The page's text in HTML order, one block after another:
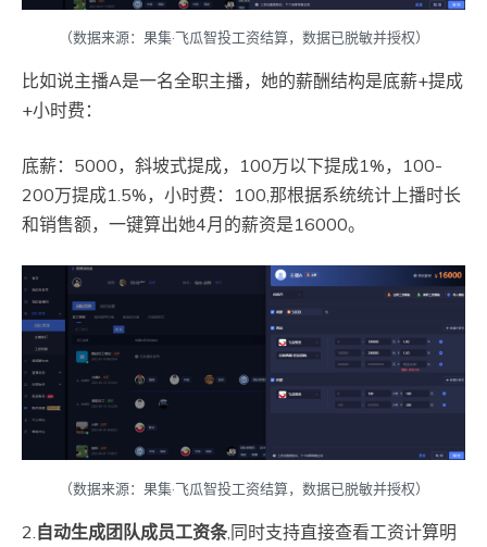
（数据来源：果集·飞瓜智投工资结算，数据已脱敏并授权）
比如说主播A是一名全职主播，她的薪酬结构是底薪+提成
+小时费：
底薪：5000，斜坡式提成，100万以下提成1%，100-
200万提成1.5%，小时费：100,那根据系统统计上播时长
和销售额，一键算出她4月的薪资是16000。
（数据来源：果集·飞瓜智投工资结算，数据已脱敏并授权）
2. 自动生成团队成员工资条 ,同时支持直接查看工资计算明